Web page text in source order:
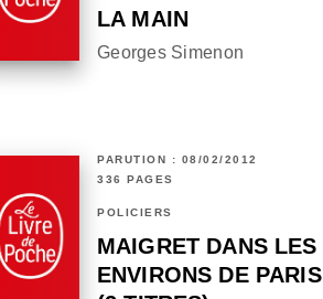
LA MAIN
Georges Simenon
PARUTION : 08/02/2012
336 PAGES
POLICIERS
MAIGRET DANS LES
ENVIRONS DE PARIS